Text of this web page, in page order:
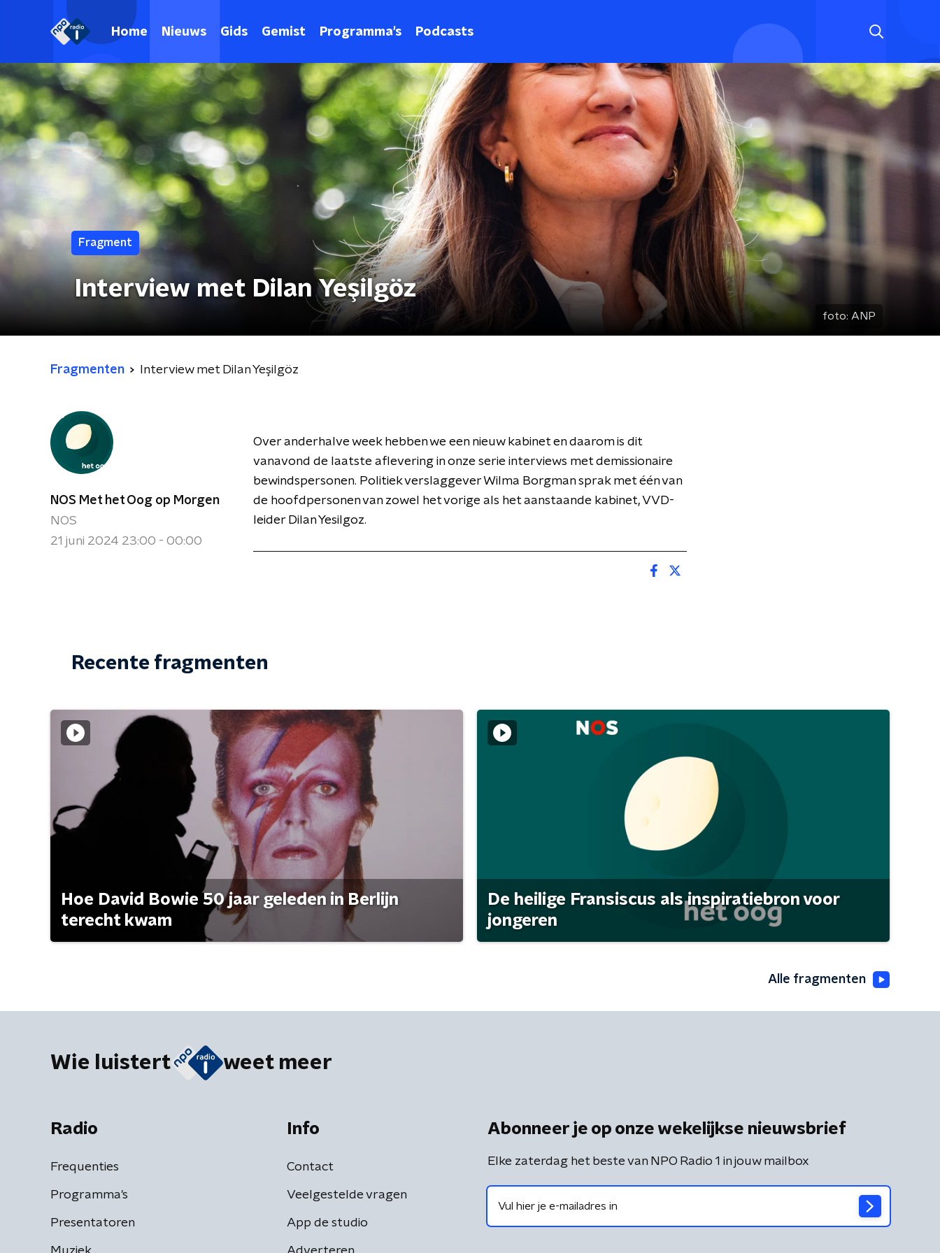
Home Nieuws Gids Gemist Programma's Podcasts
Fragment
Interview met Dilan Yeşilgöz
foto: ANP
Fragmenten Interview met Dilan Yeşilgöz
NOS Met het Oog op Morgen
NOS
21 juni 2024 23:00 - 00:00
Over anderhalve week hebben we een nieuw kabinet en daarom is dit
vanavond de laatste aflevering in onze serie interviews met demissionaire
bewindspersonen. Politiek verslaggever Wilma Borgman sprak met één van
de hoofdpersonen van zowel het vorige als het aanstaande kabinet, VVD-
leider Dilan Yesilgoz.
Recente fragmenten
Hoe David Bowie 50 jaar geleden in Berlijn
terecht kwam
De heilige Fransiscus als inspiratiebron voor
jongeren
Alle fragmenten
Wie luistert weet meer
Radio
Frequenties
Programma's
Presentatoren
Info
Contact
Veelgestelde vragen
App de studio
Abonneer je op onze wekelijkse nieuwsbrief
Elke zaterdag het beste van NPO Radio 1 in jouw mailbox